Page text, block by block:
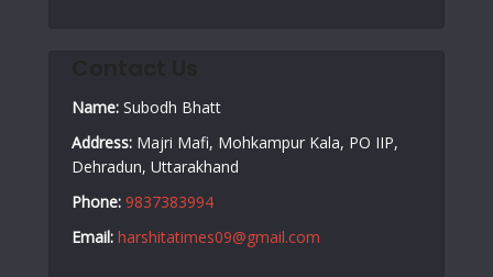
Name: Subodh Bhatt
Address: Majri Mafi, Mohkampur Kala, PO IIP,
Dehradun, Uttarakhand
Phone: 9837383994
Email: harshitatimes09@gmail.com